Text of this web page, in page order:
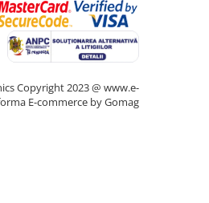
Copyright 2023 @ www.e-
E-commerce by Gomag